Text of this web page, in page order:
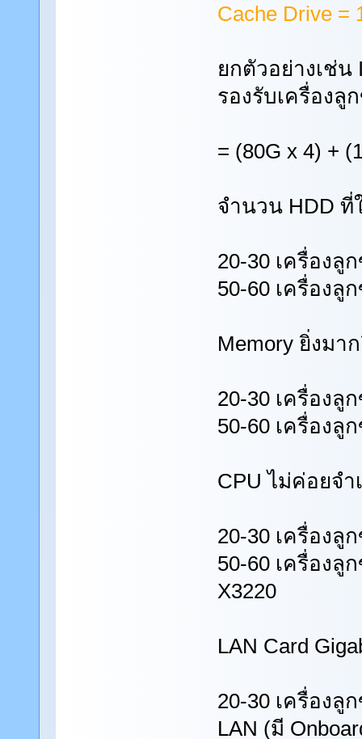
Cache Drive
ยกตัวอย่างเช่น
รองรับเครื่องลู
= (80G x 4) +
จำนวน HDD ที่
20-30 เครื่องลู
50-60 เครื่องลู
Memory ยิ่งมา
20-30 เครื่องลู
50-60 เครื่องลู
CPU ไม่ค่อยจำ
20-30 เครื่องลู
50-60 เครื่องลู
X3220
LAN Card
20-30 เครื่องลู
LAN (มี